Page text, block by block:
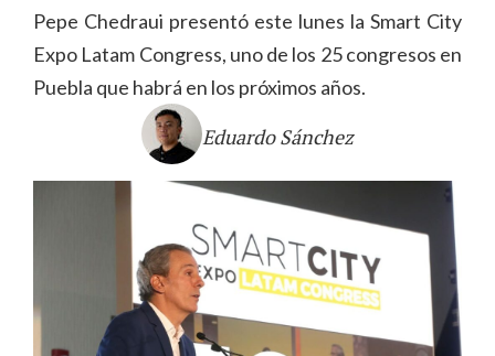
Pepe Chedraui presentó este lunes la Smart City
Expo Latam Congress, uno de los 25 congresos en
Puebla que habrá en los próximos años.
Eduardo Sánchez